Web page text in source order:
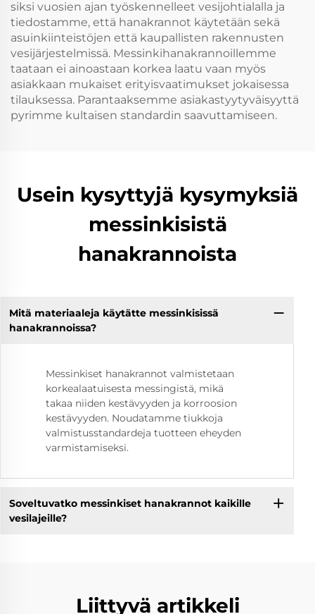
siksi vuosien ajan työskennelleet vesijohtialalla ja
tiedostamme, että hanakrannot käytetään sekä
asuinkiinteistöjen että kaupallisten rakennusten
vesijärjestelmissä. Messinki­hanakrannoillemme
taataan ei ainoastaan korkea laatu vaan myös
asiakkaan mukaiset erityisvaatimukset jokaisessa
tilauksessa. Parantaaksemme asiakastyytyväisyyttä
pyrimme kultaisen standardin saavuttamiseen.
Usein kysyttyjä kysymyksiä
messinkisistä
hanakrannoista
Mitä materiaaleja käytätte messinkisissä
hanakrannoissa?
Messinkiset hanakrannot valmistetaan
korkealaatuisesta messingistä, mikä
takaa niiden kestävyyden ja korroosion
kestävyyden. Noudatamme tiukkoja
valmistusstandardeja tuotteen eheyden
varmistamiseksi.
Soveltuvatko messinkiset hanakrannot kaikille
vesilajeille?
Liittyvä artikkeli